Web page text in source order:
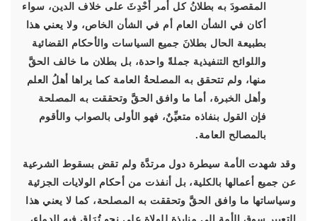
المقصودَ به بطلانُ كل أمر أُحْدِثَ على خلاف الدين، سواء
أكان في الشأن العام أم في الشأن الخاص، ولا يعني هذا
بطبيعة الحال بطلانَ جميع السياسات والأحكام القضائية
واللوائح التنفيذية جملةً واحدة، بل بطلان ما خالف الحقَّ
منها، ولم تتحقق به المصلحةُ العامة كما يراها أهلُ العلم
وأهل الخبرة، أما ما وافق الحقَّ وتحققت به المصلحة
فإن القول بنفاذه متعيِّنٌ، فهو الأولى بالصواب والأقوم
بالمصالح العامة.
وقد شهدت الأمة سيطرة دول مرتدَّة ولم تقض بسقوط الشرعية
عن جميع أعمالها بالكلية، بل أنفذت من أحكام الولايات الجزئية
وسياساتها ما وافق الحقَّ وتحققت به المصلحة، كما لا يعني هذا